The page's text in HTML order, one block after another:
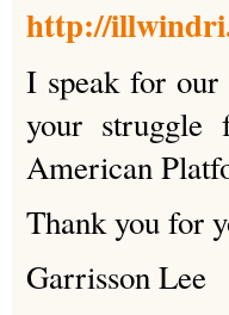
http://
I speak for our
your
American
Thank you for
Garrisson Lee